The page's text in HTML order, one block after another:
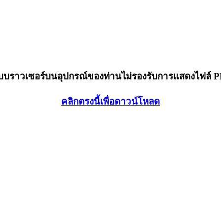
บราวเซอร์บนอุปกรณ์ของท่านไม่รองรับการแสดงไฟล์
คลิกตรงนี้เพื่อดาวน์โหลด